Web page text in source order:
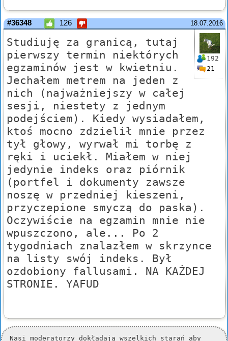
18.07.2016
#36348 126
192
21
Studiuję za granicą, tutaj
pierwszy termin niektórych
egzaminów jest w kwietniu.
Jechałem metrem na jeden z
nich (najważniejszy w całej
sesji, niestety z jednym
podejściem). Kiedy wysiadałem,
ktoś mocno zdzielił mnie przez
tył głowy, wyrwał mi torbę z
ręki i uciekł. Miałem w niej
jedynie indeks oraz piórnik
(portfel i dokumenty zawsze
noszę w przedniej kieszeni,
przyczepione smyczą do paska).
Oczywiście na egzamin mnie nie
wpuszczono, ale... Po 2
tygodniach znalazłem w skrzynce
na listy swój indeks. Był
ozdobiony fallusami. NA KAŻDEJ
STRONIE. YAFUD
Nasi moderatorzy dokładają wszelkich starań aby